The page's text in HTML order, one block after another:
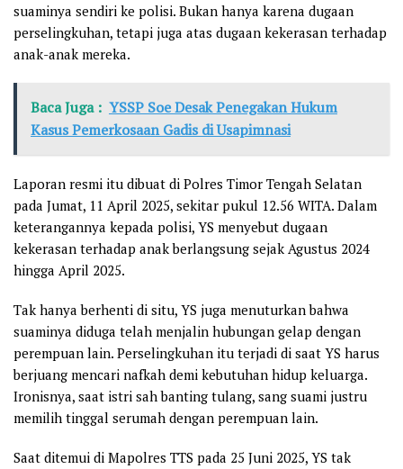
suaminya sendiri ke polisi. Bukan hanya karena dugaan
perselingkuhan, tetapi juga atas dugaan kekerasan terhadap
anak-anak mereka.
Baca Juga : YSSP Soe Desak Penegakan Hukum
Kasus Pemerkosaan Gadis di Usapimnasi
Laporan resmi itu dibuat di Polres Timor Tengah Selatan
pada Jumat, 11 April 2025, sekitar pukul 12.56 WITA. Dalam
keterangannya kepada polisi, YS menyebut dugaan
kekerasan terhadap anak berlangsung sejak Agustus 2024
hingga April 2025.
Tak hanya berhenti di situ, YS juga menuturkan bahwa
suaminya diduga telah menjalin hubungan gelap dengan
perempuan lain. Perselingkuhan itu terjadi di saat YS harus
berjuang mencari nafkah demi kebutuhan hidup keluarga.
Ironisnya, saat istri sah banting tulang, sang suami justru
memilih tinggal serumah dengan perempuan lain.
Saat ditemui di Mapolres TTS pada 25 Juni 2025, YS tak